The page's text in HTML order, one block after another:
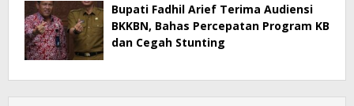
Bupati Fadhil Arief Terima Audiensi
BKKBN, Bahas Percepatan Program KB
dan Cegah Stunting